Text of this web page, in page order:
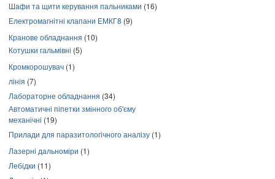
Шафи та щити керування пальниками (16)
Електромагнітні клапани ЕМКГ8 (9)
Кранове обладнання (10)
Котушки гальмівні (5)
Кромкорошувач (1)
лінія (7)
Лабораторне обладнання (34)
Автоматичні піпетки змінного об'єму
механічні (19)
Прилади для паразитологічного аналізу (1)
Лазерні дальноміри (1)
Лебідки (11)